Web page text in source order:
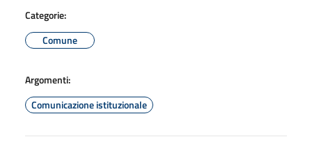
Categorie:
Comune
Argomenti:
Comunicazione istituzionale